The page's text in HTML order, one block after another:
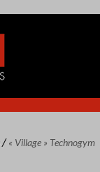
/« Village » Technogym